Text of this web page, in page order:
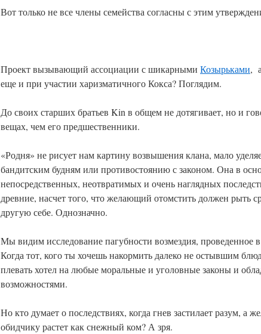
Вот только не все члены семейства согласны с этим
Проект вызывающий ассоциации с шикарными Козырьками,
еще и при участии харизматичного Кокса? Поглядим.
До своих старших братьев Kin в общем не дотягивает, но и
вещах, чем его предшественники.
«Родня» не рисует нам картину возвышения клана, мало
бандитским будням или противостоянию с законом. Она в
непосредственных, неотвратимых и очень наглядных
древние, насчет того, что желающий отомстить должен рыть
другую себе. Однозначно.
Мы видим исследование пагубности возмездия, проведенное
Когда тот, кого ты хочешь накормить далеко не остывшим
плевать хотел на любые моральные и уголовные законы и
возможностями.
Но кто думает о последствиях, когда гнев застилает разум, а
обидчику растет как снежный ком? А зря.